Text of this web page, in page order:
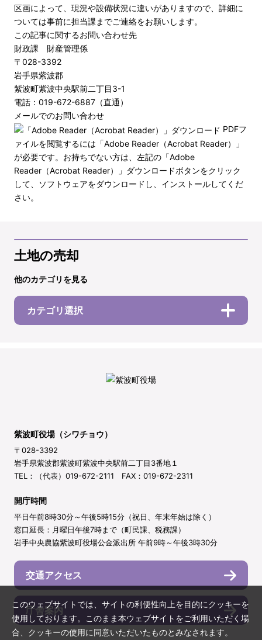
区画によって、現況や設備状況に違いがありますので、詳細に
ついては事前に担当課までご連絡をお願いします。
この記事に関するお問い合わせ先
財政課 財産管理係
〒028-3392
岩手県紫波郡
紫波町紫波中央駅前二丁目3-1
電話：019-672-6887（直通）
メールでのお問い合わせ
PDFフ
ァイルを閲覧するには「Adobe Reader（Acrobat Reader）」
が必要です。お持ちでない方は、左記の「Adobe
Reader（Acrobat Reader）」ダウンロードボタンをクリック
して、ソフトウェアをダウンロードし、インストールしてくだ
さい。
土地の売却
他のカテゴリを見る
カテゴリ選択
紫波町役場（シワチョウ）
〒028-3392
岩手県紫波郡紫波町紫波中央駅前二丁目3番地１
TEL：（代表）019-672-2111 FAX：019-672-2311
開庁時間
平日午前8時30分～午後5時15分（祝日、年末年始は除く）
窓口延長：月曜日午後7時まで（町民課、税務課）
岩手中央農協紫波町役場公金派出所 午前9時～午後3時30分
交通アクセス
庁舎案内
このウェブサイトでは、サイトの利便性向上を目的にクッキーを
使用しております。このまま本ウェブサイトをご利用いただく場
合、クッキーの使用に同意いただいたものとみなされます。